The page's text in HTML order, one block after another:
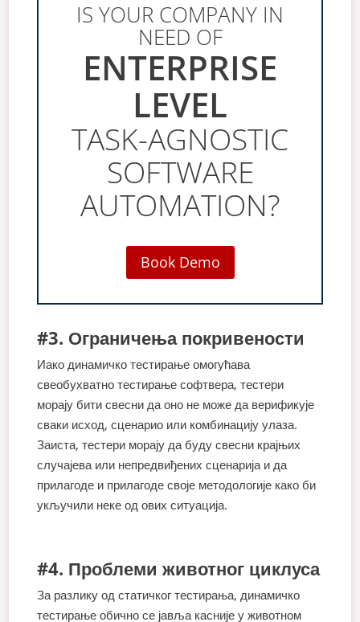
IS YOUR COMPANY IN
NEED OF
ENTERPRISE
LEVEL
TASK-AGNOSTIC
SOFTWARE
AUTOMATION?
Book Demo
#3. Ограничења покривености
Иако динамичко тестирање омогућава
свеобухватно тестирање софтвера, тестери
морају бити свесни да оно не може да верификује
сваки исход, сценарио или комбинацију улаза.
Заиста, тестери морају да буду свесни крајњих
случајева или непредвиђених сценарија и да
прилагоде и прилагоде своје методологије како би
укључили неке од ових ситуација.
#4. Проблеми животног циклуса
За разлику од статичког тестирања, динамичко
тестирање обично се јавља касније у животном